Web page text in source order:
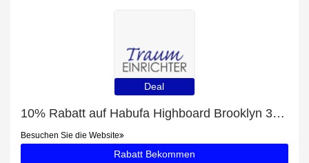
Deal
10% Rabatt auf Habufa Highboard Brooklyn 37135
Besuchen Sie die Website
Rabatt Bekommen